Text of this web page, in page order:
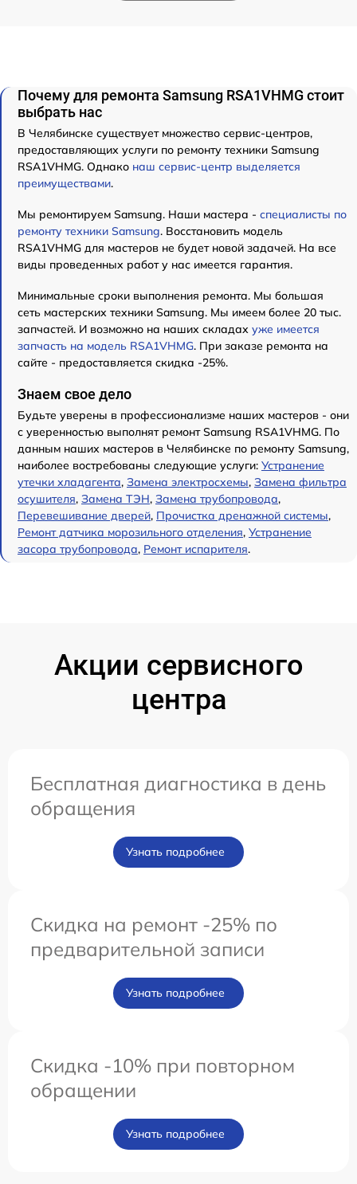
Почему для ремонта Samsung RSA1VHMG стоит
выбрать нас
В Челябинске существует множество сервис-центров,
предоставляющих услуги по ремонту техники Samsung
RSA1VHMG. Однако наш сервис-центр выделяется
преимуществами.
Мы ремонтируем Samsung. Наши мастера - специалисты по
ремонту техники Samsung. Восстановить модель
RSA1VHMG для мастеров не будет новой задачей. На все
виды проведенных работ у нас имеется гарантия.
Минимальные сроки выполнения ремонта. Мы большая
сеть мастерских техники Samsung. Мы имеем более 20 тыс.
запчастей. И возможно на наших складах уже имеется
запчасть на модель RSA1VHMG. При заказе ремонта на
сайте - предоставляется скидка -25%.
Знаем свое дело
Будьте уверены в профессионализме наших мастеров - они
с уверенностью выполнят ремонт Samsung RSA1VHMG. По
данным наших мастеров в Челябинске по ремонту Samsung,
наиболее востребованы следующие услуги: Устранение
утечки хладагента, Замена электросхемы, Замена фильтра
осушителя, Замена ТЭН, Замена трубопровода,
Перевешивание дверей, Прочистка дренажной системы,
Ремонт датчика морозильного отделения, Устранение
засора трубопровода, Ремонт испарителя.
Акции сервисного
центра
Бесплатная диагностика в день
обращения
Узнать подробнее
Скидка на ремонт -25% по
предварительной записи
Узнать подробнее
Скидка -10% при повторном
обращении
Узнать подробнее